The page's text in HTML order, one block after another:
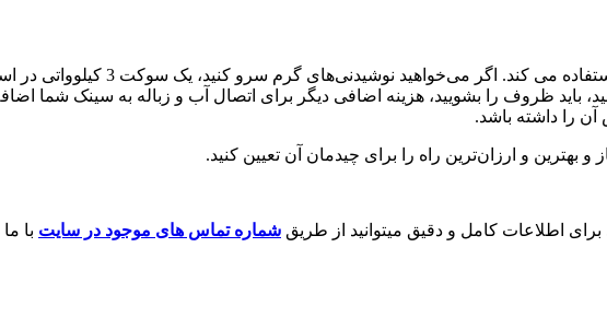
یک کتری استاندارد خانگی مانند بسیاری از دستگاه های
باید ظروف را بشویید، هزینه اضافی دیگر برای اتصال آب و زباله به سینک شما
را داشته باشد.
و ارزان‌ترین راه را برای چیدمان آن تعیین کنید.
اطلاعات کامل و دقیق میتوانید از طریق شماره تماس های موجود در سایت با